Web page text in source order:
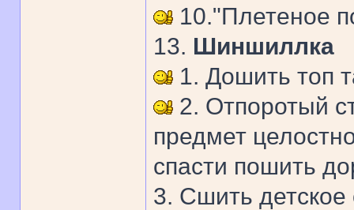
10."Плетеное
13. Шиншиллка
1. Дошить топ
2. Отпоротый
предмет
спасти пошить
3. Сшить